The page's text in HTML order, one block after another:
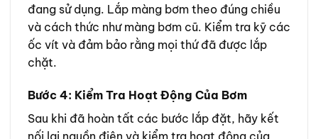
đang sử dụng. Lắp màng bơm theo đúng chiều
và cách thức như màng bơm cũ. Kiểm tra kỹ các
ốc vít và đảm bảo rằng mọi thứ đã được lắp
chặt.
Bước 4: Kiểm Tra Hoạt Động Của Bơm
Sau khi đã hoàn tất các bước lắp đặt, hãy kết